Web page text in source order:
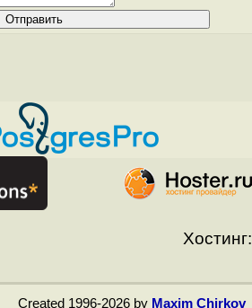
Хостинг:
Created 1996-2026 by Maxim Chirkov